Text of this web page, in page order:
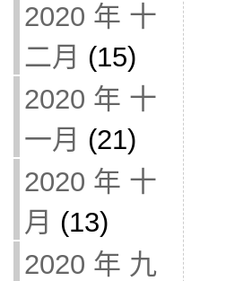
2020 年 十
二月 (15)
2020 年 十
一月 (21)
2020 年 十
月 (13)
2020 年 九